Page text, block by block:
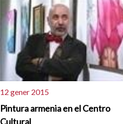
12 gener 2015
Pintura armenia en el Centro
Cultural